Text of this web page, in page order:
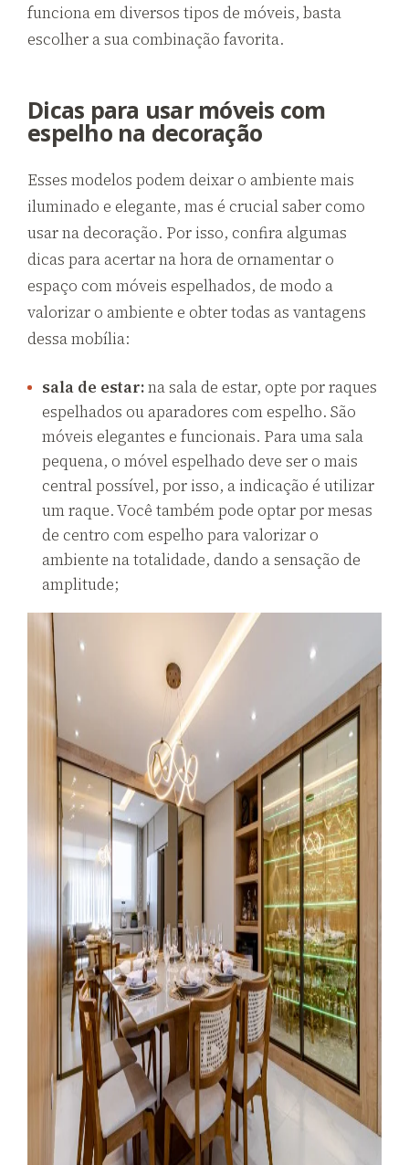
funciona em diversos tipos de móveis, basta
escolher a sua combinação favorita.
Dicas para usar móveis com
espelho na decoração
Esses modelos podem deixar o ambiente mais
iluminado e elegante, mas é crucial saber como
usar na decoração. Por isso, confira algumas
dicas para acertar na hora de ornamentar o
espaço com móveis espelhados, de modo a
valorizar o ambiente e obter todas as vantagens
dessa mobília:
sala de estar:na sala de estar, opte por raques
espelhados ou aparadores com espelho. São
móveis elegantes e funcionais. Para uma sala
pequena, o móvel espelhado deve ser o mais
central possível, por isso, a indicação é utilizar
um raque. Você também pode optar por mesas
de centro com espelho para valorizar o
ambiente na totalidade, dando a sensação de
amplitude;